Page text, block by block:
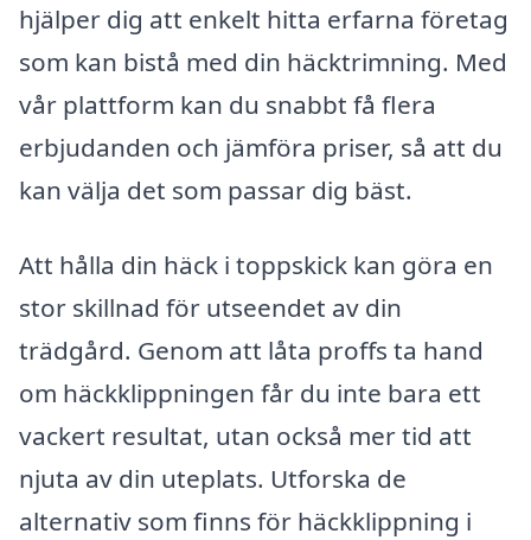
hjälper dig att enkelt hitta erfarna företag
som kan bistå med din häcktrimning. Med
vår plattform kan du snabbt få flera
erbjudanden och jämföra priser, så att du
kan välja det som passar dig bäst.
Att hålla din häck i toppskick kan göra en
stor skillnad för utseendet av din
trädgård. Genom att låta proffs ta hand
om häckklippningen får du inte bara ett
vackert resultat, utan också mer tid att
njuta av din uteplats. Utforska de
alternativ som finns för häckklippning i